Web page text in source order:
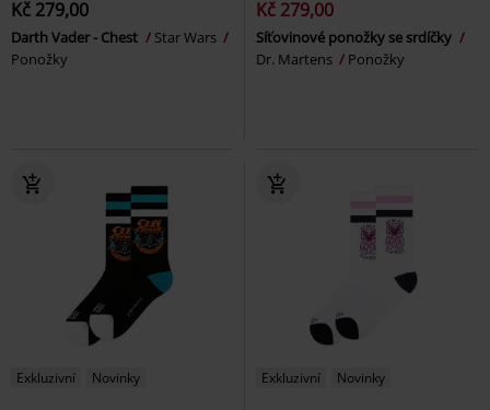
Kč 279,00
Darth Vader - Chest
Star Wars
Ponožky
Kč 279,00
Síťovinové ponožky se srdíčky
Dr. Martens
Ponožky
Exkluzivní Novinky Exkluzivní Novinky